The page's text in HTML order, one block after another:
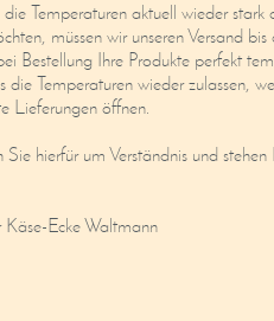
Service
Temperaturen aktuell wieder
müssen wir unseren Versand
Bestellung Ihre Produkte perfekt
die Temperaturen wieder zulassen,
Lieferungen öffnen.
hierfür um Verständnis und
Käse-Ecke Waltmann
MIT